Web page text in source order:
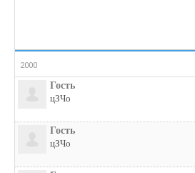
2000
Гость
цЗЧо
Гость
цЗЧо